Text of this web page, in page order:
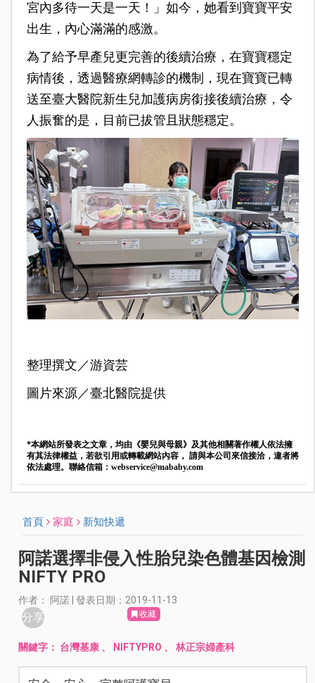
宮內多待一天是一天！」如今，她看到寶寶平安
出生，內心滿滿的感激。
為了給予早產兒更完善的後續治療，在寶寶穩定
病情後，透過醫療網轉診的機制，現在寶寶已轉
送至臺大醫院新生兒加護病房銜接後續治療，令
人振奮的是，目前已拔管且狀態穩定。
整理撰文／游資芸
圖片來源／臺北醫院提供
*本網站所發表之文章，均由《嬰兒與母親》及其他相關著作權人依法擁
有其法律權益，若欲引用或轉載網站內容， 請與本公司來信接洽，違者將
依法處理。聯絡信箱： webservice@mababy.com
首頁 家庭 新知快遞
阿諾選擇非侵入性胎兒染色體基因檢測
NIFTY PRO
作者： 阿諾 | 發表日期：2019-11-13
分享 收藏
關鍵字： 台灣基康 、 NIFTYPRO 、林正宗婦產科